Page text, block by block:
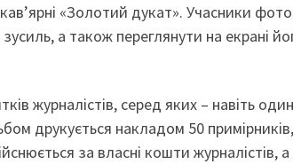
«Золотий дукат». Учасники
а також переглянути на екрані
журналістів, серед яких – навіть
друкується накладом 50
за власні кошти журналістів,